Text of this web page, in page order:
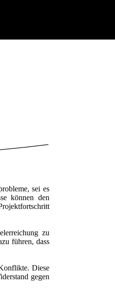
sei es
können den
zu
führen, dass
Diese
gegen